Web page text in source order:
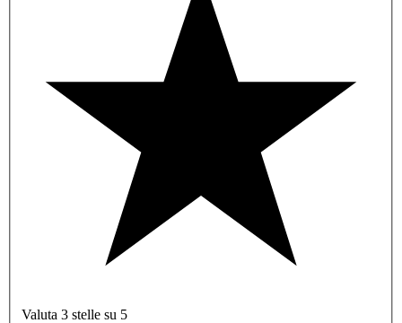
Valuta 3 stelle su 5